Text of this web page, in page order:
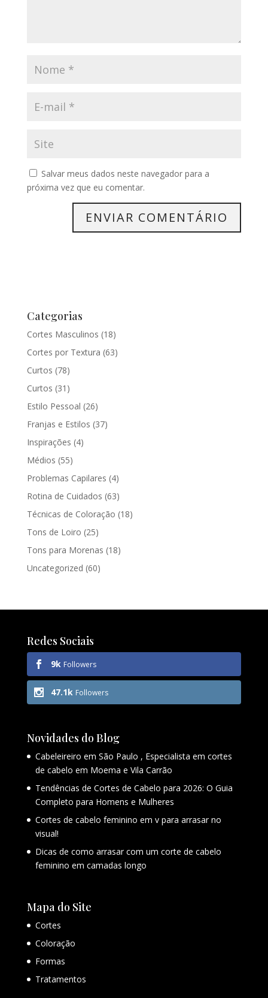
Salvar meus dados neste navegador para a
próxima vez que eu comentar.
Categorias
Cortes Masculinos (18)
Cortes por Textura (63)
Curtos (78)
Curtos (31)
Estilo Pessoal (26)
Franjas e Estilos (37)
Inspirações (4)
Médios (55)
Problemas Capilares (4)
Rotina de Cuidados (63)
Técnicas de Coloração (18)
Tons de Loiro (25)
Tons para Morenas (18)
Uncategorized (60)
Redes Sociais
9k Followers
47.1k Followers
Novidades do Blog
Cabeleireiro em São Paulo , Especialista em cortes
de cabelo em Moema e Vila Carrão
Tendências de Cortes de Cabelo para 2026: O Guia
Completo para Homens e Mulheres
Cortes de cabelo feminino em v para arrasar no
visual!
Dicas de como arrasar com um corte de cabelo
feminino em camadas longo
Mapa do Site
Cortes
Coloração
Formas
Tratamentos